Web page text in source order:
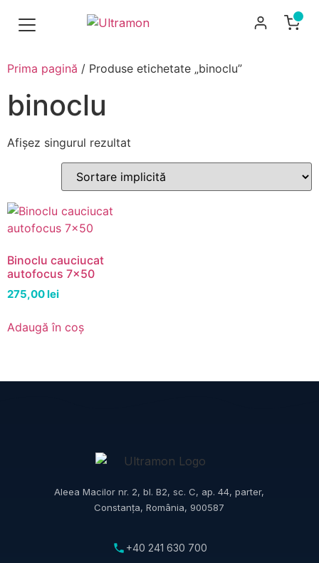
Prima pagină / Produse etichetate „binoclu”
binoclu
Afișez singurul rezultat
Binoclu cauciucat
autofocus 7×50
275,00lei
Adaugă în coș
Aleea Macilor nr. 2, bl. B2, sc. C, ap. 44, parter,
Constanța, România, 900587
+40 241 630 700